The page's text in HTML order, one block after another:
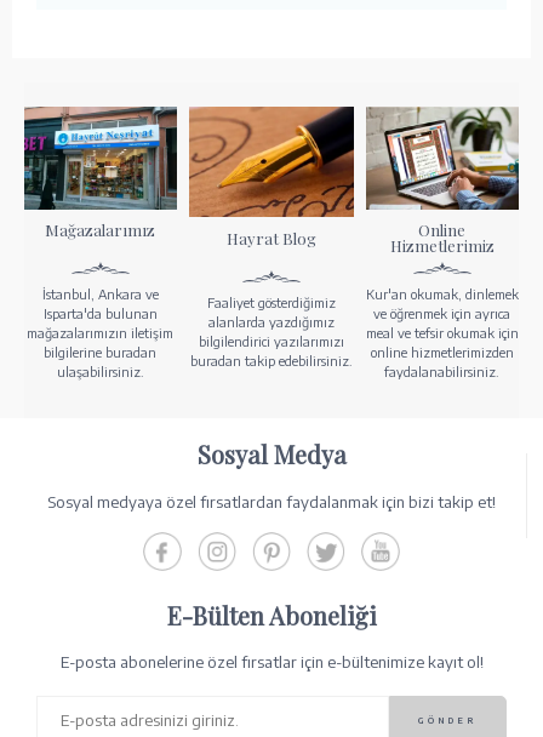
Mağazalarımız
İstanbul, Ankara ve
Isparta'da bulunan
mağazalarımızın iletişim
bilgilerine buradan
ulaşabilirsiniz.
Hayrat Blog
Faaliyet gösterdiğimiz
alanlarda yazdığımız
bilgilendirici yazılarımızı
buradan takip edebilirsiniz.
Online
Hizmetlerimiz
Kur'an okumak, dinlemek
ve öğrenmek için ayrıca
meal ve tefsir okumak için
online hizmetlerimizden
faydalanabilirsiniz.
Sosyal Medya
Sosyal medyaya özel fırsatlardan faydalanmak için bizi takip et!
E-Bülten Aboneliği
E-posta abonelerine özel fırsatlar için e-bültenimize kayıt ol!